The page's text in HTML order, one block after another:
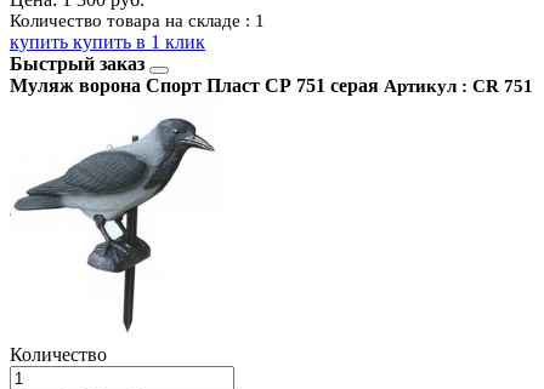
Количество товара на складе : 1
купить купить в 1 клик
Быстрый заказ
Муляж ворона Спорт Пласт СР 751 серая Артикул : CR 751
Количество